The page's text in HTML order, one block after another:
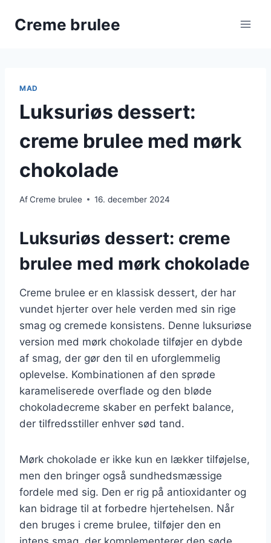
Creme brulee
MAD
Luksuriøs dessert:
creme brulee med mørk
chokolade
AfCreme brulee 16. december 2024
Luksuriøs dessert: creme
brulee med mørk chokolade
Creme brulee er en klassisk dessert, der har
vundet hjerter over hele verden med sin rige
smag og cremede konsistens. Denne luksuriøse
version med mørk chokolade tilføjer en dybde
af smag, der gør den til en uforglemmelig
oplevelse. Kombinationen af den sprøde
karameliserede overflade og den bløde
chokoladecreme skaber en perfekt balance,
der tilfredsstiller enhver sød tand.
Mørk chokolade er ikke kun en lækker tilføjelse,
men den bringer også sundhedsmæssige
fordele med sig. Den er rig på antioxidanter og
kan bidrage til at forbedre hjertehelsen. Når
den bruges i creme brulee, tilføjer den en